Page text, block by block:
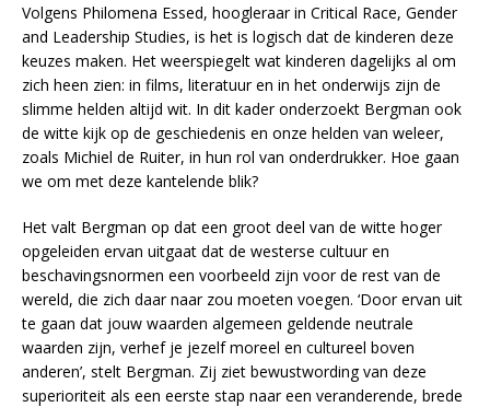
Volgens Philomena Essed, hoogleraar in Critical Race, Gender
and Leadership Studies, is het is logisch dat de kinderen deze
keuzes maken. Het weerspiegelt wat kinderen dagelijks al om
zich heen zien: in films, literatuur en in het onderwijs zijn de
slimme helden altijd wit. In dit kader onderzoekt Bergman ook
de witte kijk op de geschiedenis en onze helden van weleer,
zoals Michiel de Ruiter, in hun rol van onderdrukker. Hoe gaan
we om met deze kantelende blik?
Het valt Bergman op dat een groot deel van de witte hoger
opgeleiden ervan uitgaat dat de westerse cultuur en
beschavingsnormen een voorbeeld zijn voor de rest van de
wereld, die zich daar naar zou moeten voegen. ‘Door ervan uit
te gaan dat jouw waarden algemeen geldende neutrale
waarden zijn, verhef je jezelf moreel en cultureel boven
anderen’, stelt Bergman. Zij ziet bewustwording van deze
superioriteit als een eerste stap naar een veranderende, brede